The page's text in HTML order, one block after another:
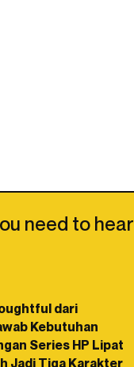
need to hear
dari
Kebutuhan
Series HP Lipat
Jadi Tiga Karakter